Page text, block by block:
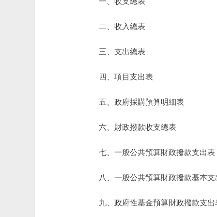
二、收入總表
三、支出總表
四、項目支出表
五、政府採購預算明細表
六、財政撥款收支總表
七、一般公共預算財政撥款支出表
八、一般公共預算財政撥款基本支
九、政府性基金預算財政撥款支出